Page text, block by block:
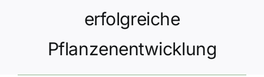
Impressum
erfolgreiche
Pflanzenentwicklung